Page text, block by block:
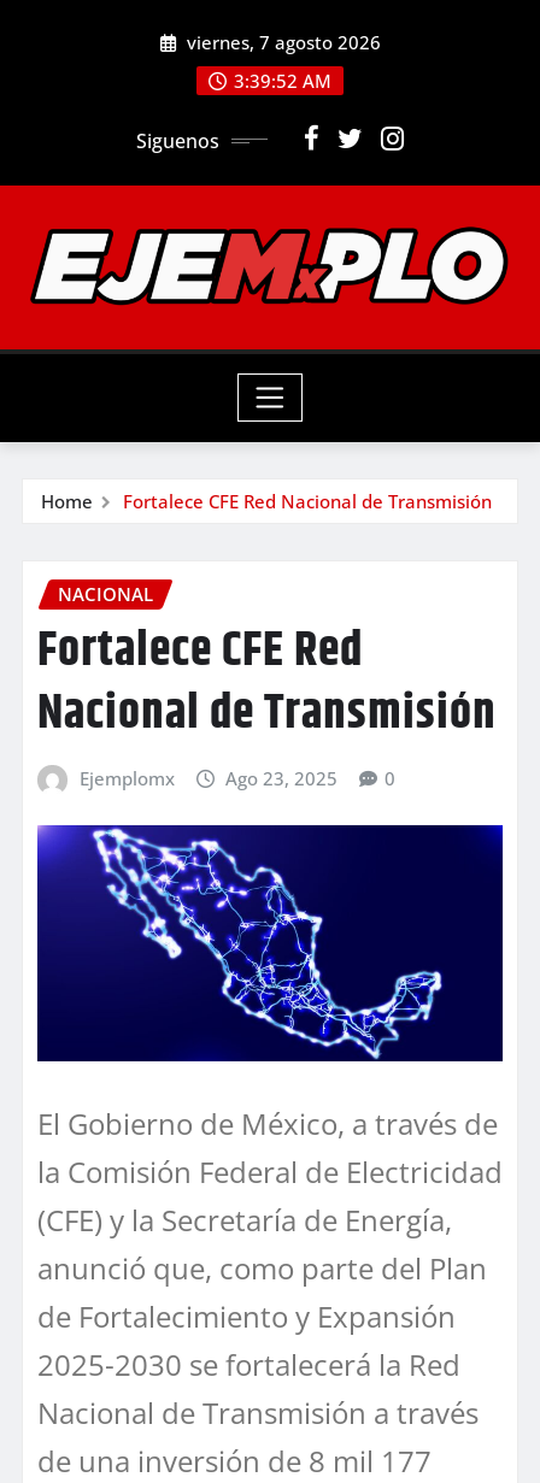
viernes, 7 agosto 2026
3:39:54 AM
Siguenos
Home Fortalece CFE Red Nacional de Transmisión
NACIONAL
Fortalece CFE Red
Nacional de Transmisión
Ejemplomx Ago 23, 2025 0
El Gobierno de México, a través de
la Comisión Federal de Electricidad
(CFE) y la Secretaría de Energía,
anunció que, como parte del Plan
de Fortalecimiento y Expansión
2025-2030 se fortalecerá la Red
Nacional de Transmisión a través
de una inversión de 8 mil 177